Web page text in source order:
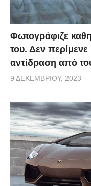
Φωτογράφιζε
του. Δεν
αντίδραση από
9 ΔΕΚΕΜΒΡΊΟΥ, 2023